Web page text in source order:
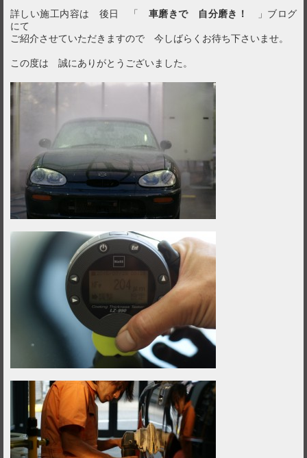
詳しい施工内容は 後日 「 車磨きで 自分磨き！
」ブログ
にて
ご紹介させていただきますので 今しばらくお待ち下さいませ。
この度は 誠にありがとうございました。